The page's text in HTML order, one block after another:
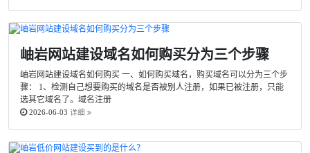
岫岩网站建设域名如何购买分为三个步骤
岫岩网站建设域名如何购买 一、如何购买域名，购买域名可以分为三个步
骤： 1、检测自己想要购买的域名是否被别人注册，如果已被注册，只能
选其它域名了。域名注册
2026-06-03 详细